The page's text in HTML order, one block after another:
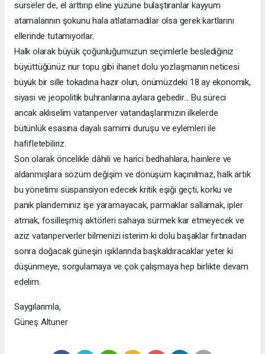
sürseler de, el arttırıp eline yüzüne bulaştıranlar kayyum
atamalarının şokunu hala atlatamadılar olsa gerek kartlarını
ellerinde tutamıyorlar.
Halk olarak büyük çoğunluğumuzun seçimlerle beslediğiniz
büyüttüğünüz nur topu gibi ihanet dolu yozlaşmanın neticesi
büyük bir sille tokadına hazır olun, önümüzdeki 18 ay ekonomik,
siyasi ve jeopolitik buhranlarına aylara gebedir... Bu süreci
ancak aklıselim vatanperver vatandaşlarımızın ilkelerde
bütünlük esasına dayalı samimi duruşu ve eylemleri ile
hafifletebiliriz.
Son olarak öncelikle dâhili ve harici bedhahlara, hainlere ve
aldanmışlara sözüm değişim ve dönüşüm kaçınılmaz, halk artık
bu yönetimi süspansiyon edecek kritik eşiği geçti, korku ve
panik plandeminiz işe yaramayacak, parmaklar sallamak, ipler
atmak, fosilleşmiş aktörleri sahaya sürmek kar etmeyecek ve
aziz vatanperverler bilmenizi isterim ki dolu başaklar fırtınadan
sonra doğacak güneşin ışıklarında başkaldıracaklar yeter ki
düşünmeye, sorgulamaya ve çok çalışmaya hep birlikte devam
edelim.
Saygılarımla,
Güneş Altuner